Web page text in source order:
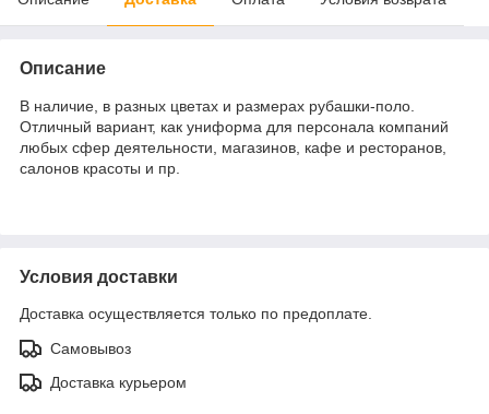
Описание
В наличие, в разных цветах и размерах рубашки-поло.
Отличный вариант, как униформа для персонала компаний
любых сфер деятельности, магазинов, кафе и ресторанов,
салонов красоты и пр.
Условия доставки
Доставка осуществляется только по предоплате.
Самовывоз
Доставка курьером